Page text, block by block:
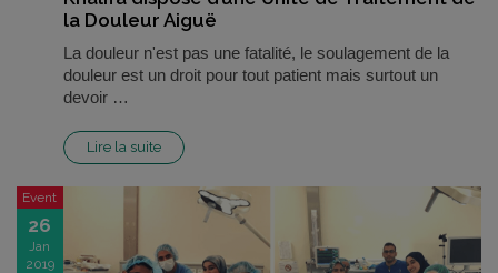
la Douleur Aiguë
La douleur n'est pas une fatalité, le soulagement de la
douleur est un droit pour tout patient mais surtout un
devoir …
Lire la suite
Event
26
Jan
2019